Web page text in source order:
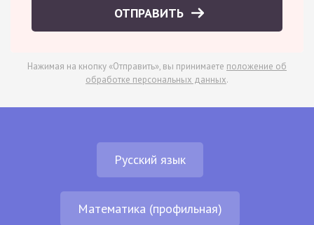
ОТПРАВИТЬ
Нажимая на кнопку «Отправить», вы принимаете положение об
обработке персональных данных.
Русский язык
Математика (профильная)